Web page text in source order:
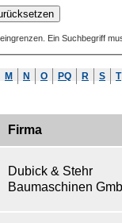
Ein Suchbegriff
M N O PQ R S T
Firma
Dubick & Stehr
Baumaschinen